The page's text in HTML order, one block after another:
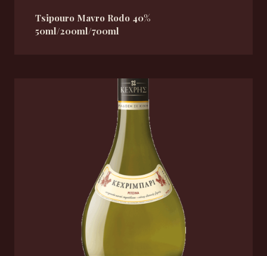
Tsipouro Mavro Rodo 40%
50ml/200ml/700ml